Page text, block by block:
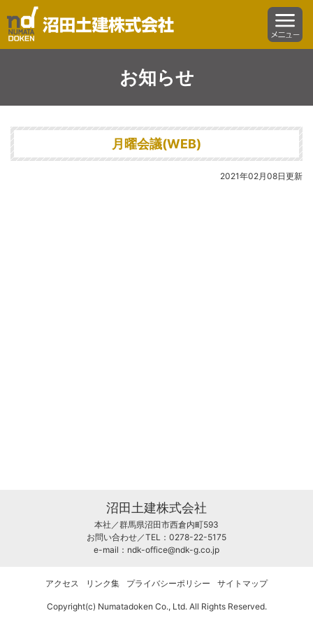
沼田土建株式会社 menu
お知らせ
月曜会議(WEB)
2021年02月08日更新
沼田土建株式会社
本社／群馬県沼田市西倉内町593
お問い合わせ／TEL：0278-22-5175
e-mail： ndk-office@ndk-g.co.jp
アクセス リンク集 プライバシーポリシー サイトマップ
Copyright(c) Numatadoken Co., Ltd. All Rights Reserved.